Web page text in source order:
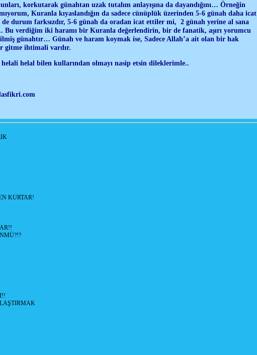
korkutarak günahtan uzak tutalım anlayışına da dayandığını… Örneğin
Kuranla kıyaslandığın da sadece cünüplük üzerinden 5-6 günah daha icat
durum farksızdır, 5-6 günah da oradan icat ettiler mi, 2 günah yerine al sana
Bu verdiğim iki haramı bir Kuranla değerlendirin, bir de fanatik, aşırı yorumcu
günahtır… Günah ve haram koymak ise, Sadece Allah’a ait olan bir hak
gitme ihtimali vardır.
helal bilen kullarından olmayı nasip etsin dileklerimle..
KURTAR!